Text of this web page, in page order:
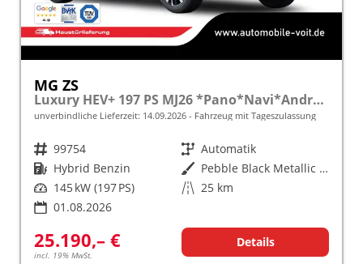
MG ZS
Luxury HEV+ 197 PS MJ26 *Pano*Navi*Android Auto*SHZ*360°*Kunstleder*Klimaauto*ACC
unverbindliche Lieferzeit: 14.09.2026 Fahrzeug mit Tageszulassung
Fahrzeugnr. 99754 Getriebe Automatik
Kraftstoff Hybrid Benzin Außenfarbe
Pebble Black Metallic [PBC]
Leistung 145 kW (197 PS) Kilometerstand 25 km
01.08.2026
25.190,– €
incl. 19% MwSt.
Details